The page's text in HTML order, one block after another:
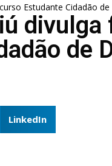
Estudante Cidadão
de
LinkedIn